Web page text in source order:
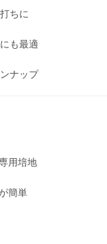
ちに
も最適
ナップ
用培地
簡単